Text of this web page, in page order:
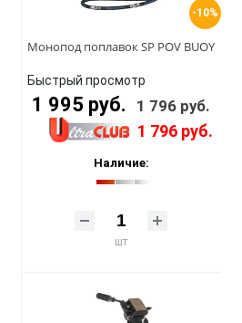
-10%
Монопод поплавок SP POV BUOY
Быстрый просмотр
1 995 руб. 1 796 руб.
1 796 руб.
Наличие:
шт